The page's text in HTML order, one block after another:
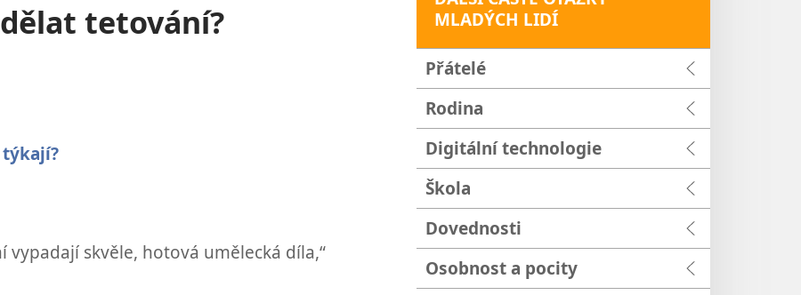
tetování?
vypadají skvěle, hotová umělecká díla,“
MLADÝCH LIDÍ
Přátelé
Rodina
Digitální technologie
Škola
Dovednosti
Osobnost a pocity